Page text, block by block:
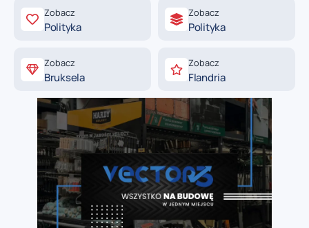
Zobacz
Polityka
Zobacz
Polityka
Zobacz
Bruksela
Zobacz
Flandria